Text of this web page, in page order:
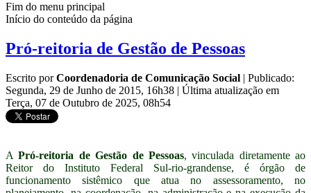
Fim do menu principal
Início do conteúdo da página
Pró-reitoria de Gestão de Pessoas
Escrito porCoordenadoria de Comunicação Social | Publicado:
Segunda, 29 de Junho de 2015, 16h38 | Última atualização em
Terça, 07 de Outubro de 2025, 08h54
APró-reitoria de Gestão de Pessoas, vinculada diretamente ao
Reitor do Instituto Federal Sul-rio-grandense, é órgão de
funcionamento sistêmico que atua no assessoramento, no